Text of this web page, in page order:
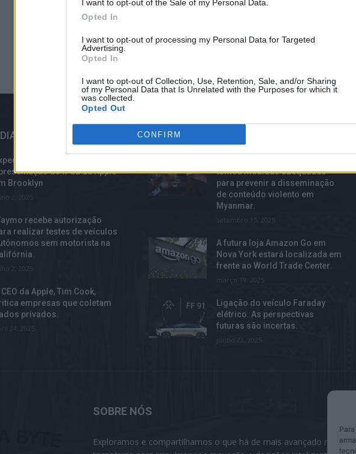
I want to opt-out of the Sale of my Personal Data.
Opted In
I want to opt-out of processing my Personal Data for Targeted
Advertising.
Opted In
I want to opt-out of Collection, Use, Retention, Sale, and/or Sharing
of my Personal Data that Is Unrelated with the Purposes for which it
was collected.
Opted Out
CONFIRM
para a
do iPad da Apple
Brooklyn
2, 2025
recebe autorização
realizar testes de veículos
sem motorista na
2, 2025
CEO da Apple, Tim Cook,
empresas que coletam
privados.
24, 2025
TOP TRENDS
tomou medidas adequadas
para prevenir a disseminação
de conteúdo violento em
Myanmar.
setembro 15, 2025
A futura loja Amazon Go em
Nova York estará localizada em
frente ao World Trade Center.
março 19, 2025
Ligação do veículo Faraday
elétrico. As perspectivas
futuras são incertas.
junho 22, 2025
SOBRE NÓS
Exploramos e compartilhamos o que há de mais avançado na